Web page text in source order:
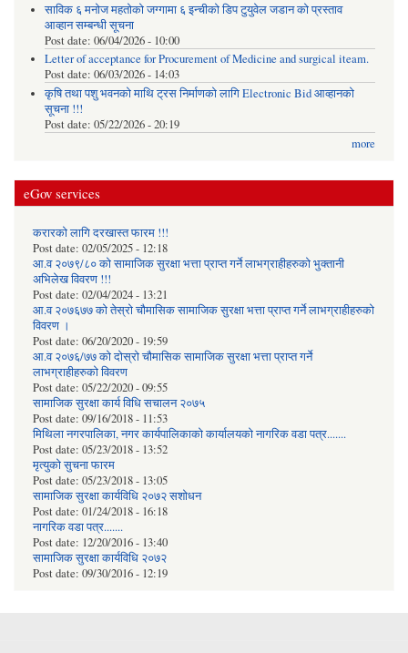
साविक ६ मनोज महतोको जग्गामा ६ इन्चीको डिप टुयुवेल जडान को प्रस्ताव
आव्हान सम्बन्धी सूचना
Post date: 06/04/2026 - 10:00
Letter of acceptance for Procurement of Medicine and surgical iteam.
Post date: 06/03/2026 - 14:03
कृषि तथा पशु भवनको माथि ट्रस निर्माणको लागि Electronic Bid आव्हानको
सूचना !!!
Post date: 05/22/2026 - 20:19
more
eGov services
करारको लागि दरखास्त फारम !!!
Post date: 02/05/2025 - 12:18
आ.व २०७९/८० को सामाजिक सुरक्षा भत्ता प्राप्त गर्ने लाभग्राहीहरुको भुक्तानी
अभिलेख विवरण !!!
Post date: 02/04/2024 - 13:21
आ.व २०७६७७ को तेस्रो चौमासिक सामाजिक सुरक्षा भत्ता प्राप्त गर्ने लाभग्राहीहरुको
विवरण ।
Post date: 06/20/2020 - 19:59
आ.व २०७६/७७ को दोस्रो चौमासिक सामाजिक सुरक्षा भत्ता प्राप्त गर्ने
लाभग्राहीहरुको विवरण
Post date: 05/22/2020 - 09:55
सामाजिक सुरक्षा कार्य विधि स‌चालन २०७५
Post date: 09/16/2018 - 11:53
मिथिला नगरपालिका, नगर कार्यपालिकाको कार्यालयकाे नागरिक वडा पत्र.......
Post date: 05/23/2018 - 13:52
मृत्युको सुचना फारम
Post date: 05/23/2018 - 13:05
सामाजिक सुरक्षा कार्यविधि २०७२ स‌शाेधन
Post date: 01/24/2018 - 16:18
नागरिक वडा पत्र.......
Post date: 12/20/2016 - 13:40
सामाजिक सुरक्षा कार्यविधि २०७२
Post date: 09/30/2016 - 12:19